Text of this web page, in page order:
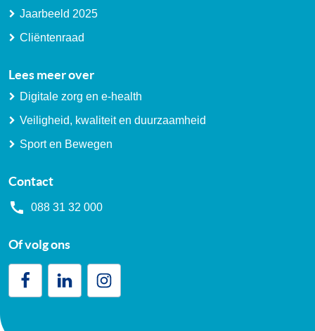
Jaarbeeld 2025
Cliëntenraad
Lees meer over
Digitale zorg en e-health
Veiligheid, kwaliteit en duurzaamheid
Sport en Bewegen
Contact
088 31 32 000
Of volg ons